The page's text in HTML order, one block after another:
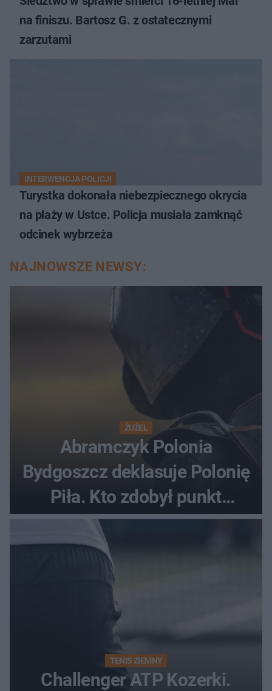
na finiszu. Bartosz G. z ostatecznymi
zarzutami
INTERWENCJA POLICJI
Turystka dokonała niebezpiecznego okrycia
na plaży w Ustce. Policja musiała zamknąć
odcinek wybrzeża
NAJNOWSZE NEWSY:
ŻUŻEL
Abramczyk Polonia
Bydgoszcz deklasuje Polonię
Piła. Kto zdobył punkt
bonusowy?
TENIS ZIEMNY
Challenger ATP Kozerki.